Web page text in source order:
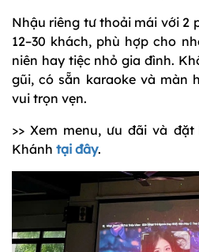
Nhậu riêng tư thoải mái với 2
12–30 khách, phù hợp cho
niên hay tiệc nhỏ gia đình.
gũi, có sẵn karaoke và màn
vui trọn vẹn.
>> Xem menu, ưu đãi và
Khánh tại đây.